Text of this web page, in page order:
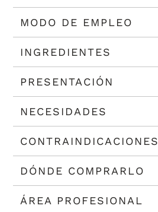
MODO DE EMPLEO
INGREDIENTES
PRESENTACIÓN
NECESIDADES
CONTRAINDICACIONES
DÓNDE COMPRARLO
ÁREA PROFESIONAL